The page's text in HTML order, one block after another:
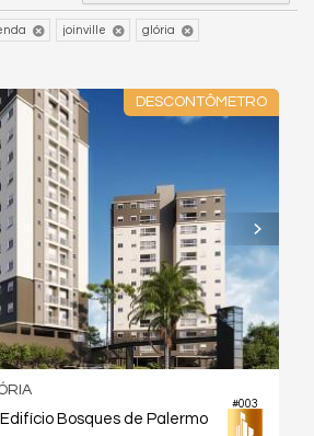
joinville glória
DESCONTÔMETRO
#003
Bosques de Palermo